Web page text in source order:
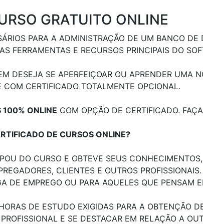
GRATUITO ONLINE
PARA A ADMINISTRAÇÃO DE UM BANCO
FERRAMENTAS E RECURSOS PRINCIPAIS DO
DESEJA SE APERFEIÇOAR OU APRENDER UMA
COM CERTIFICADO TOTALMENTE OPCIONAL.
100% ONLINE COM OPÇÃO DE CERTIFICADO.
DE CURSOS ONLINE?
DO CURSO E OBTEVE SEUS
CLIENTES E OUTROS
EMPREGO OU PARA AQUELES QUE PENSAM
DE ESTUDO EXIGIDAS PARA A OBTENÇÃO
E SE DESTACAR EM RELAÇÃO A